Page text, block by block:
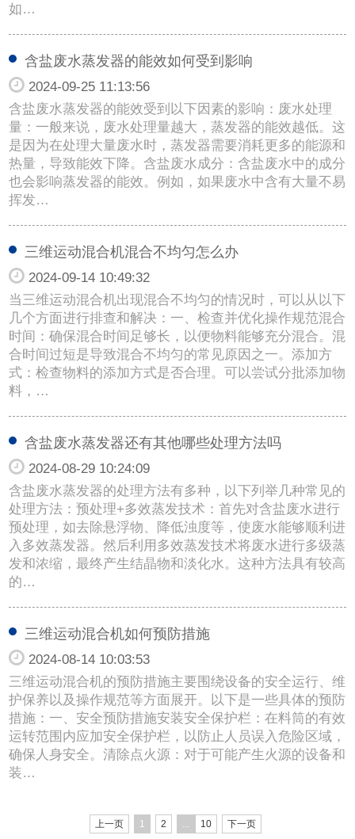
如…
含盐废水蒸发器的能效如何受到影响
2024-09-25 11:13:56
含盐废水蒸发器的能效受到以下因素的影响：废水处理
量：一般来说，废水处理量越大，蒸发器的能效越低。这
是因为在处理大量废水时，蒸发器需要消耗更多的能源和
热量，导致能效下降。含盐废水成分：含盐废水中的成分
也会影响蒸发器的能效。例如，如果废水中含有大量不易
挥发…
三维运动混合机混合不均匀怎么办
2024-09-14 10:49:32
当三维运动混合机出现混合不均匀的情况时，可以从以下
几个方面进行排查和解决：一、检查并优化操作规范混合
时间：确保混合时间足够长，以便物料能够充分混合。混
合时间过短是导致混合不均匀的常见原因之一。添加方
式：检查物料的添加方式是否合理。可以尝试分批添加物
料，…
含盐废水蒸发器还有其他哪些处理方法吗
2024-08-29 10:24:09
含盐废水蒸发器的处理方法有多种，以下列举几种常见的
处理方法：预处理+多效蒸发技术：首先对含盐废水进行
预处理，如去除悬浮物、降低浊度等，使废水能够顺利进
入多效蒸发器。然后利用多效蒸发技术将废水进行多级蒸
发和浓缩，最终产生结晶物和淡化水。这种方法具有较高
的…
三维运动混合机如何预防措施
2024-08-14 10:03:53
三维运动混合机的预防措施主要围绕设备的安全运行、维
护保养以及操作规范等方面展开。以下是一些具体的预防
措施：一、安全预防措施安装安全保护栏：在料筒的有效
运转范围内应加安全保护栏，以防止人员误入危险区域，
确保人身安全。清除点火源：对于可能产生火源的设备和
装…
上一页 1 2 ... 10
下一页